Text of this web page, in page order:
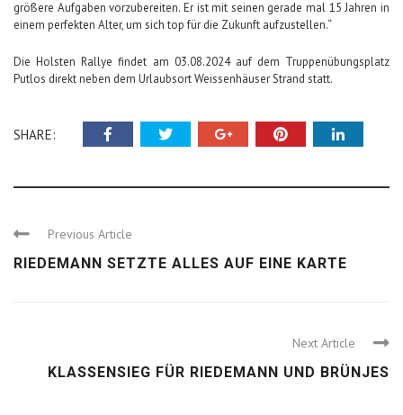
größere Aufgaben vorzubereiten. Er ist mit seinen gerade mal 15 Jahren in
einem perfekten Alter, um sich top für die Zukunft aufzustellen.“
Die Holsten Rallye findet am 03.08.2024 auf dem Truppenübungsplatz
Putlos direkt neben dem Urlaubsort Weissenhäuser Strand statt.
SHARE:
Previous Article
RIEDEMANN SETZTE ALLES AUF EINE KARTE
Next Article
KLASSENSIEG FÜR RIEDEMANN UND BRÜNJES